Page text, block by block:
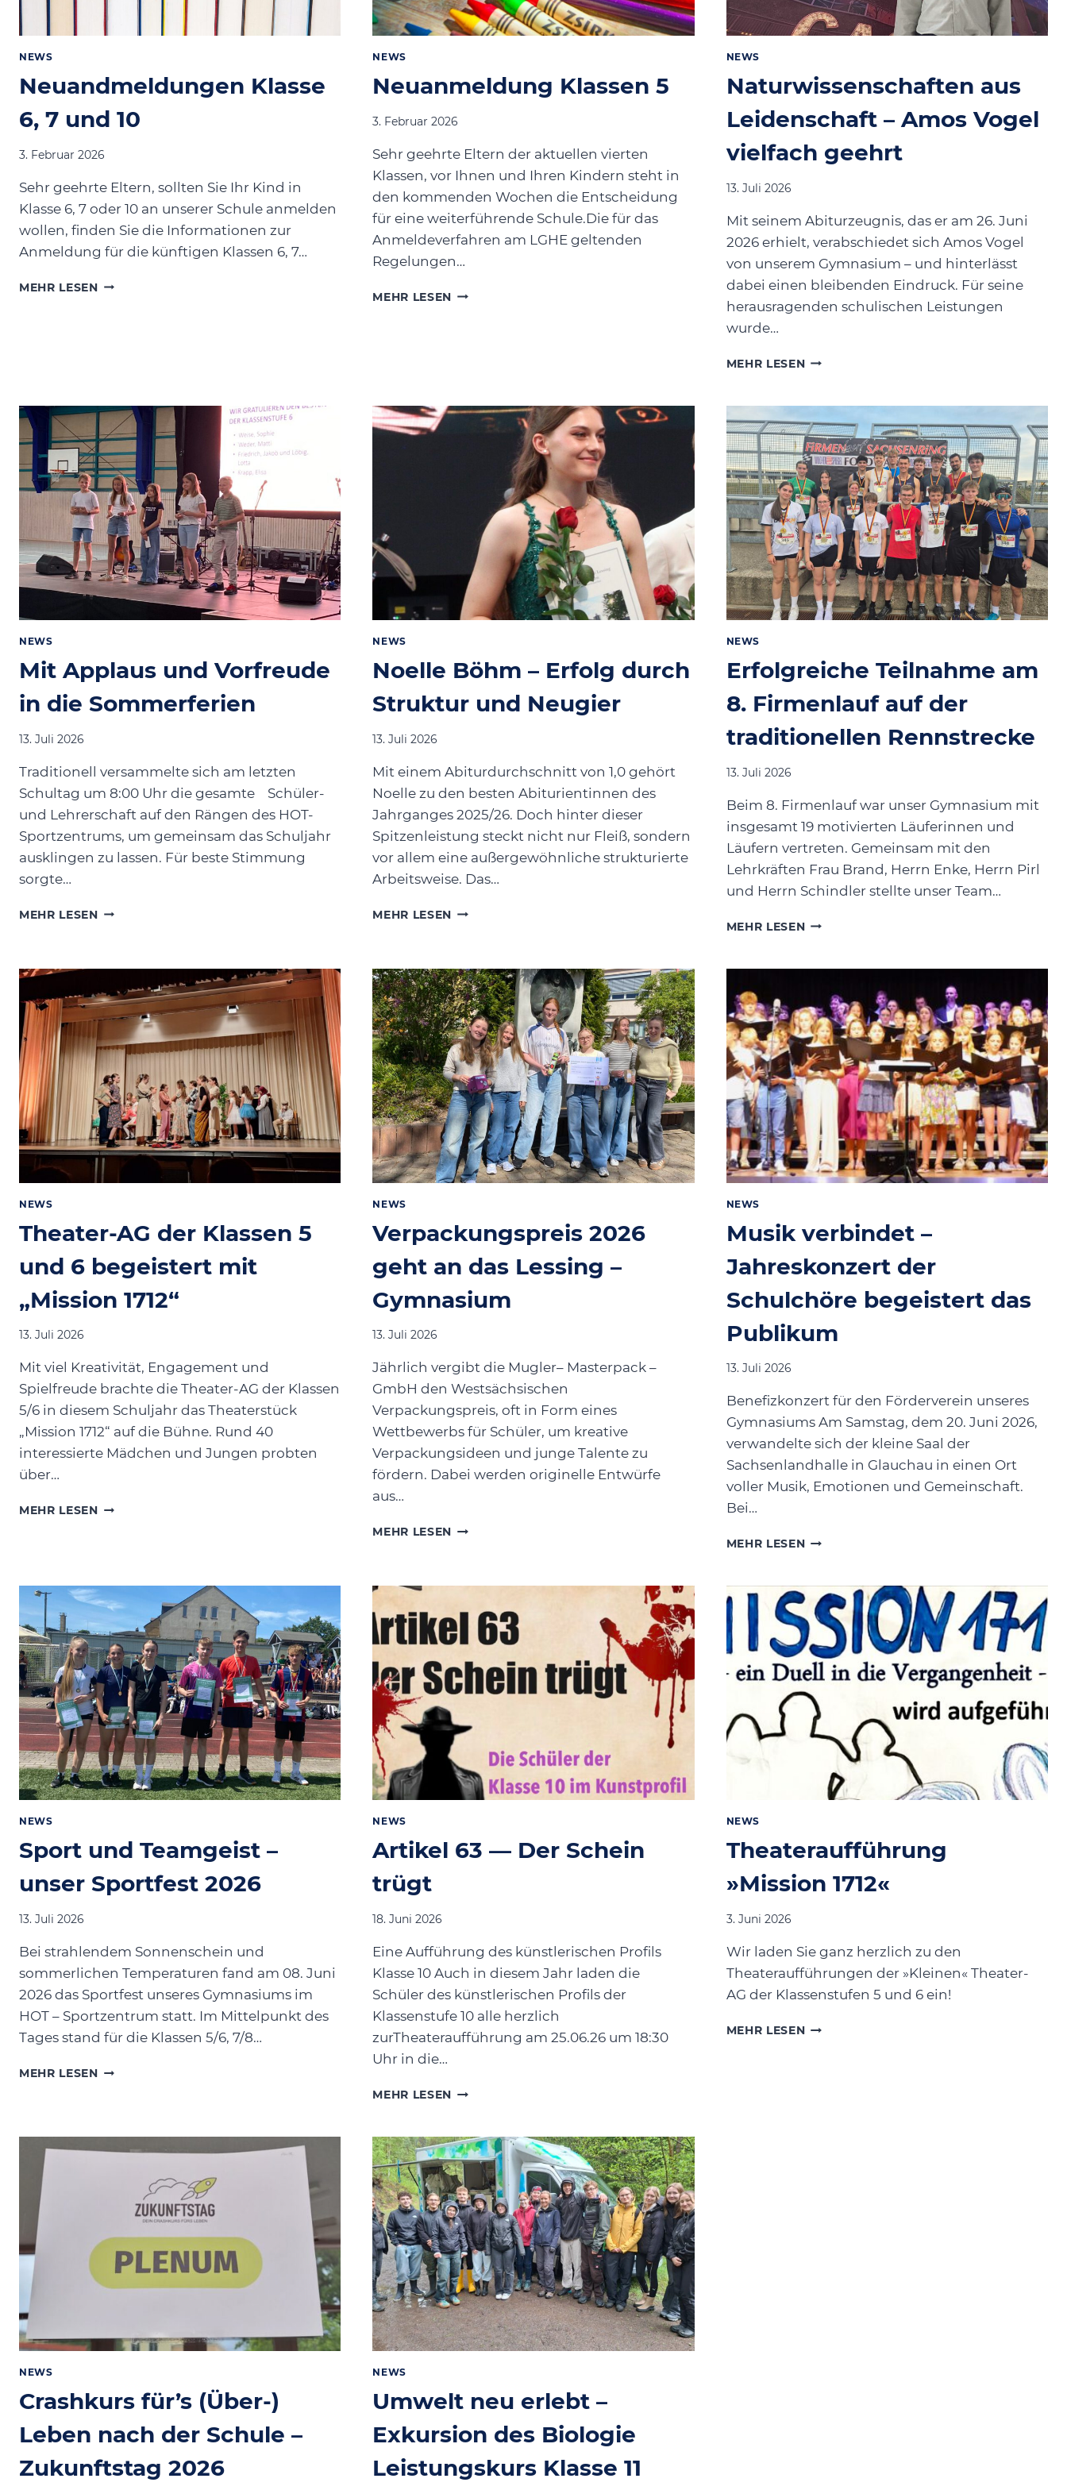
NEWS
Neuandmeldungen Klasse
6, 7 und 10
3. Februar 2026
Sehr geehrte Eltern, sollten Sie Ihr Kind in
Klasse 6, 7 oder 10 an unserer Schule anmelden
wollen, finden Sie die Informationen zur
Anmeldung für die künftigen Klassen 6, 7…
MEHR LESENNEUANDMELDUNGEN
NEWS
Neuanmeldung Klassen 5
3. Februar 2026
Sehr geehrte Eltern der aktuellen vierten
Klassen, vor Ihnen und Ihren Kindern steht in
den kommenden Wochen die Entscheidung
für eine weiterführende Schule.Die für das
Anmeldeverfahren am LGHE geltenden
Regelungen…
MEHR LESEN NEUANMELDUNG
NEWS
Naturwissenschaften aus
Leidenschaft – Amos Vogel
vielfach geehrt
13. Juli 2026
Mit seinem Abiturzeugnis, das er am 26. Juni
2026 erhielt, verabschiedet sich Amos Vogel
von unserem Gymnasium – und hinterlässt
dabei einen bleibenden Eindruck. Für seine
herausragenden schulischen Leistungen
wurde…
MEHR LESENNATURWISSENSCHAFTEN
–
AMOS
VOGEL
VIELFACH
GEEHRT
NEWS
Mit Applaus und Vorfreude
in die Sommerferien
13. Juli 2026
Traditionell versammelte sich am letzten
Schultag um 8:00 Uhr die gesamte Schüler-
und Lehrerschaft auf den Rängen des HOT-
Sportzentrums, um gemeinsam das Schuljahr
ausklingen zu lassen. Für beste Stimmung
sorgte…
MEHR LESENMIT
DIE
SOMMERFERIEN
NEWS
Noelle Böhm – Erfolg durch
Struktur und Neugier
13. Juli 2026
Mit einem Abiturdurchschnitt von 1,0 gehört
Noelle zu den besten Abiturientinnen des
Jahrganges 2025/26. Doch hinter dieser
Spitzenleistung steckt nicht nur Fleiß, sondern
vor allem eine außergewöhnliche strukturierte
Arbeitsweise. Das…
MEHR LESEN NOELLE
DURCH
STRUKTUR
UND
NEUGIER
NEWS
Erfolgreiche Teilnahme am
8. Firmenlauf auf der
traditionellen Rennstrecke
13. Juli 2026
Beim 8. Firmenlauf war unser Gymnasium mit
insgesamt 19 motivierten Läuferinnen und
Läufern vertreten. Gemeinsam mit den
Lehrkräften Frau Brand, Herrn Enke, Herrn Pirl
und Herrn Schindler stellte unser Team…
MEHR LESENERFOLGREICHE
8.
FIRMENLAUF
AUF
DER
TRADITIONELLEN
RENNSTRECKE
NEWS
Theater-AG der Klassen 5
und 6 begeistert mit
„Mission 1712“
13. Juli 2026
Mit viel Kreativität, Engagement und
Spielfreude brachte die Theater-AG der Klassen
5/6 in diesem Schuljahr das Theaterstück
„Mission 1712“ auf die Bühne. Rund 40
interessierte Mädchen und Jungen probten
über…
MEHR LESENTHEATER-
UND
6
BEGEISTERT
MIT
„MISSION
1712“
NEWS
Verpackungspreis 2026
geht an das Lessing –
Gymnasium
13. Juli 2026
Jährlich vergibt die Mugler– Masterpack –
GmbH den Westsächsischen
Verpackungspreis, oft in Form eines
Wettbewerbs für Schüler, um kreative
Verpackungsideen und junge Talente zu
fördern. Dabei werden originelle Entwürfe
aus…
MEHR LESEN VERPACKUNGSPREIS
LESSING
–
GYMNASIUM
NEWS
Musik verbindet –
Jahreskonzert der
Schulchöre begeistert das
Publikum
13. Juli 2026
Benefizkonzert für den Förderverein unseres
Gymnasiums Am Samstag, dem 20. Juni 2026,
verwandelte sich der kleine Saal der
Sachsenlandhalle in Glauchau in einen Ort
voller Musik, Emotionen und Gemeinschaft.
Bei…
MEHR LESENMUSIK
JAHRESKONZERT
DER
SCHULCHÖRE
BEGEISTERT
DAS
PUBLIKUM
NEWS
Sport und Teamgeist –
unser Sportfest 2026
13. Juli 2026
Bei strahlendem Sonnenschein und
sommerlichen Temperaturen fand am 08. Juni
2026 das Sportfest unseres Gymnasiums im
HOT – Sportzentrum statt. Im Mittelpunkt des
Tages stand für die Klassen 5/6, 7/8…
MEHR LESENSPORT
UNSER
SPORTFEST
NEWS
Artikel 63 — Der Schein
trügt
18. Juni 2026
Eine Aufführung des künstlerischen Profils
Klasse 10 Auch in diesem Jahr laden die
Schüler des künstlerischen Profils der
Klassenstufe 10 alle herzlich
zurTheateraufführung am 25.06.26 um 18:30
Uhr in die…
MEHR LESEN ARTIKEL
DER
SCHEIN
TRÜGT
NEWS
Theateraufführung
»Mission 1712«
3. Juni 2026
Wir laden Sie ganz herzlich zu den
Theateraufführungen der »Kleinen« Theater-
AG der Klassenstufen 5 und 6 ein!
MEHR LESENTHEATERAUFFÜHRUNG
NEWS
Crashkurs für’s (Über-)
Leben nach der Schule –
Zukunftstag 2026
NEWS
Umwelt neu erlebt –
Exkursion des Biologie
Leistungskurs Klasse 11